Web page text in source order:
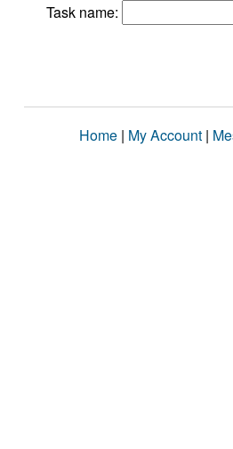
Task name:
Home | My Account |